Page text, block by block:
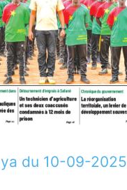
du 10-09-2025